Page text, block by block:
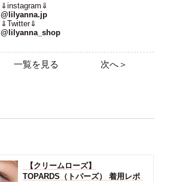
⇓instagram⇓
@lilyanna.jp
⇓Twitter⇓
@lilyanna_shop
一覧を見る 次へ＞
【クリームローズ】
TOPARDS（トパーズ） 着用レポ